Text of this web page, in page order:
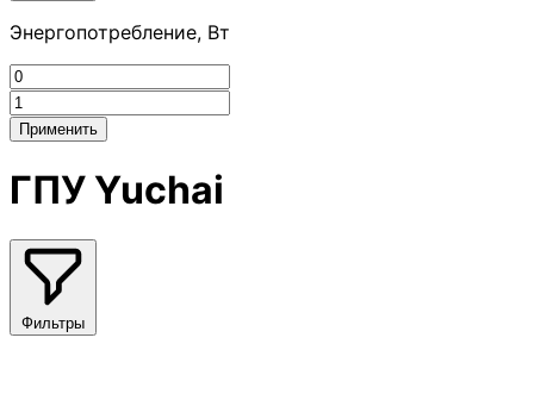
Энергопотребление, Вт
Применить
ГПУ Yuchai
Фильтры